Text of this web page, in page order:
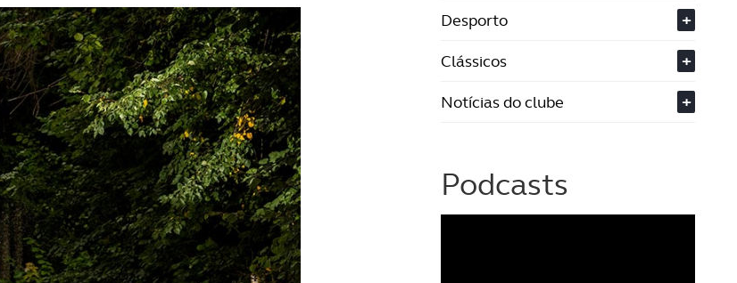
Desporto
+
Clássicos
+
Notícias do clube
+
Podcasts